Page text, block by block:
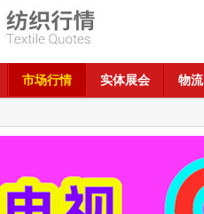
市场行情 实体展会 物流